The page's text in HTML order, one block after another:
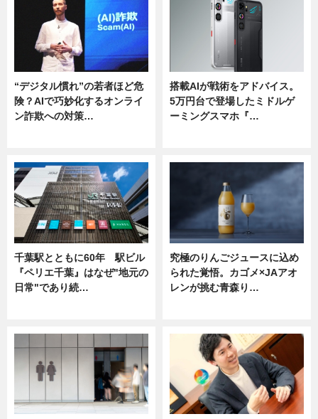
“デジタル慣れ”の若者ほど危
険？AIで巧妙化するオンライ
ン詐欺への対策…
搭載AIが戦術をアドバイス。
5万円台で登場したミドルゲ
ーミングスマホ『…
千葉駅とともに60年 駅ビル
『ペリエ千葉』はなぜ"地元の
日常"であり続…
究極のりんごジュースに込め
られた覚悟。カゴメ×JAアオ
レンが挑む青森り…